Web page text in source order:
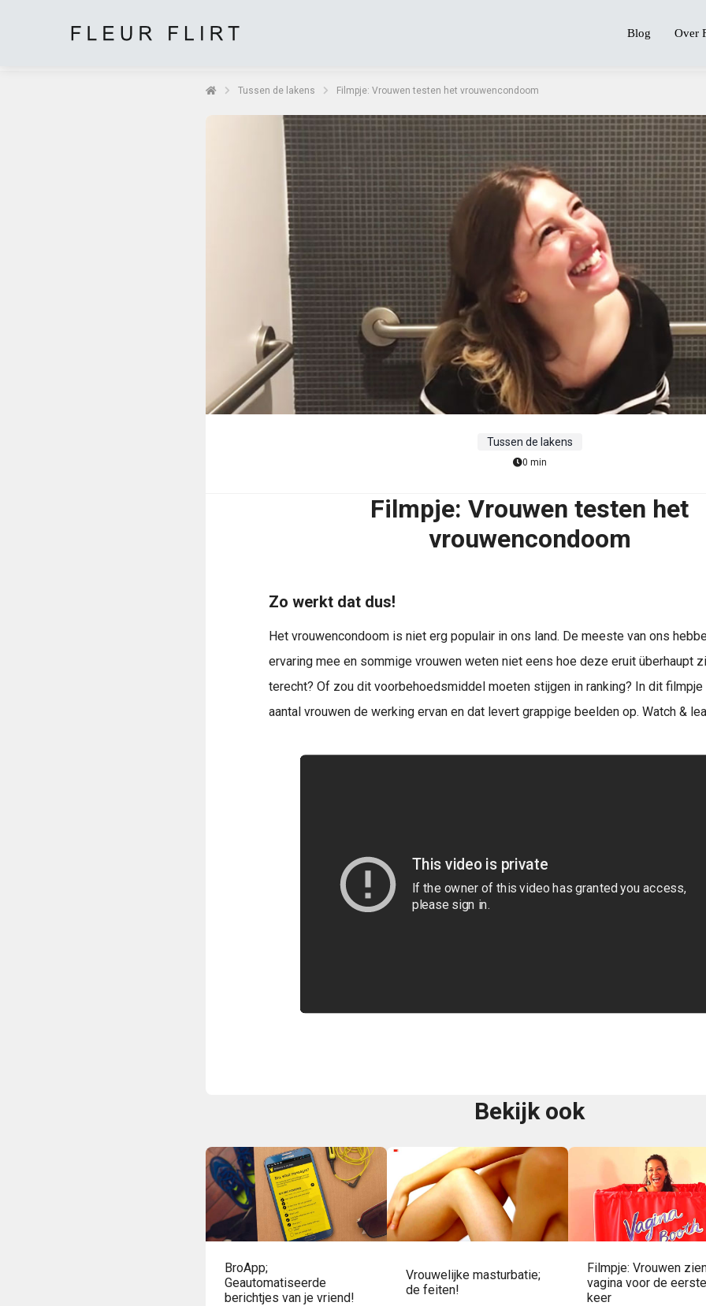
Blog Over
Tussen de lakens Filmpje: Vrouwen testen het vrouwencondoom
Tussen de lakens
0 min
Filmpje: Vrouwen testen het
vrouwencondoom
Zo werkt dat dus!
Het vrouwencondoom is niet erg populair in ons land. De meeste van ons
ervaring mee en sommige vrouwen weten niet eens hoe deze eruit überhaupt
terecht? Of zou dit voorbehoedsmiddel moeten stijgen in ranking? In dit
aantal vrouwen de werking ervan en dat levert grappige beelden op. Watch &
Bekijk ook
BroApp;
Geautomatiseerde
berichtjes van je vriend!
Vrouwelijke masturbatie;
de feiten!
Filmpje: Vrouwen
vagina voor de eerste
keer